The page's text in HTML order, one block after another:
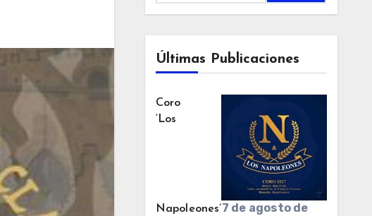
Últimas Publicaciones
Coro
‘Los
Napoleones’7 de agosto de